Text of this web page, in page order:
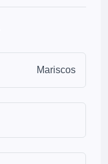
Mariscos